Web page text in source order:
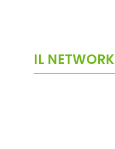
IL NETWORK